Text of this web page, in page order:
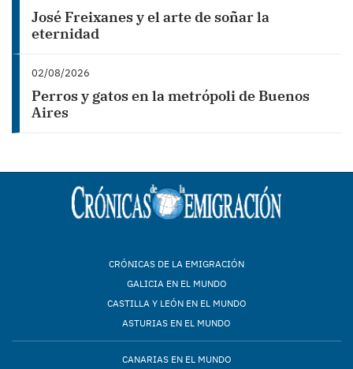
José Freixanes y el arte de soñar la
eternidad
02/08/2026
Perros y gatos en la metrópoli de Buenos
Aires
CRÓNICAS DE LA EMIGRACIÓN
GALICIA EN EL MUNDO
CASTILLA Y LEÓN EN EL MUNDO
ASTURIAS EN EL MUNDO
CANARIAS EN EL MUNDO